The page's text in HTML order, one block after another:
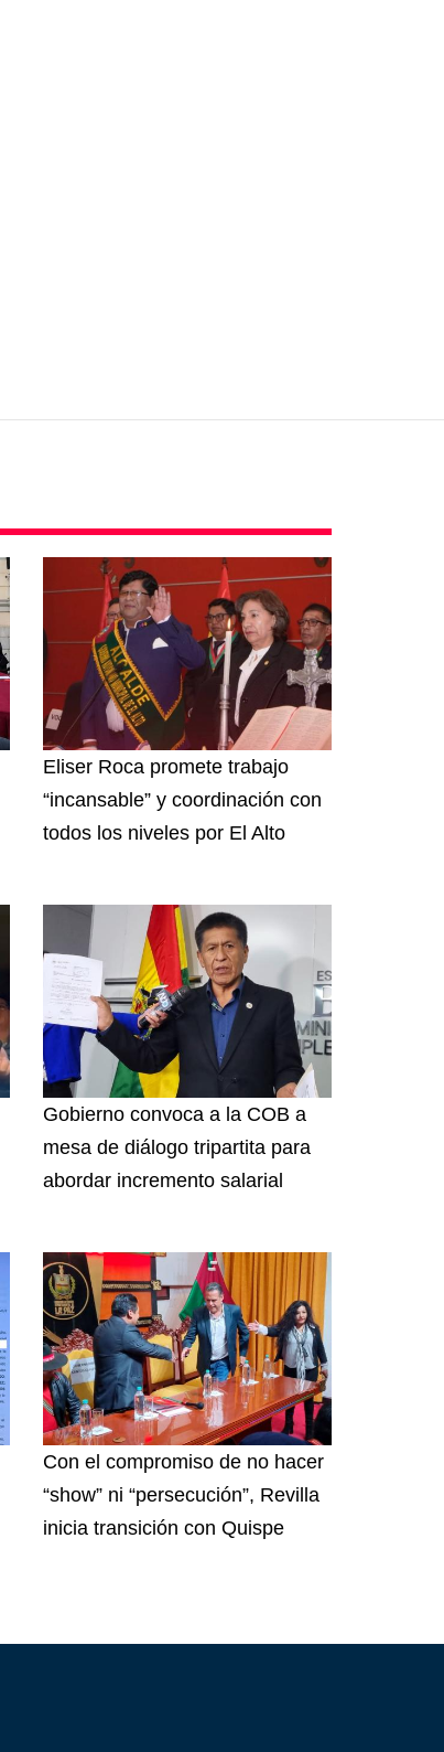
Eliser Roca promete trabajo
“incansable” y coordinación con
todos los niveles por El Alto
Gobierno convoca a la COB a
mesa de diálogo tripartita para
abordar incremento salarial
Con el compromiso de no hacer
“show” ni “persecución”, Revilla
inicia transición con Quispe